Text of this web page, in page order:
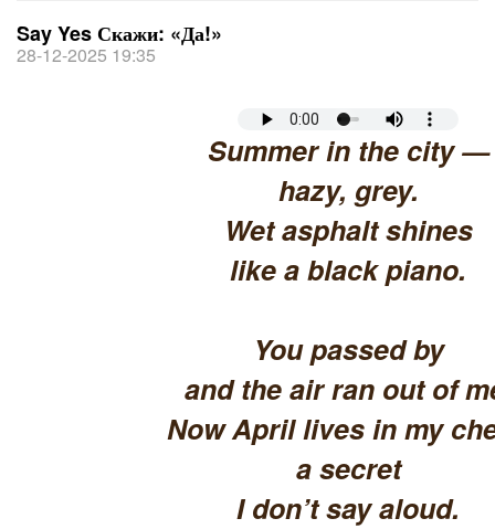
Say Yes Скажи: «Да!»
28-12-2025 19:35
Summer in the city —
hazy, grey.
Wet asphalt shines
like a black piano.
You passed by
and the air ran out of
Now April lives in my
a secret
I don’t say aloud.